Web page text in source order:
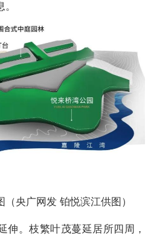
央广网发 铂悦滨江供图）
伸。枝繁叶茂蔓延居所四周，